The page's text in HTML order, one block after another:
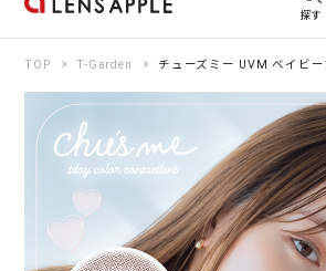
探す
アキュビュー メダリスト
TOP T-Garden チューズミー UVM ベイビ